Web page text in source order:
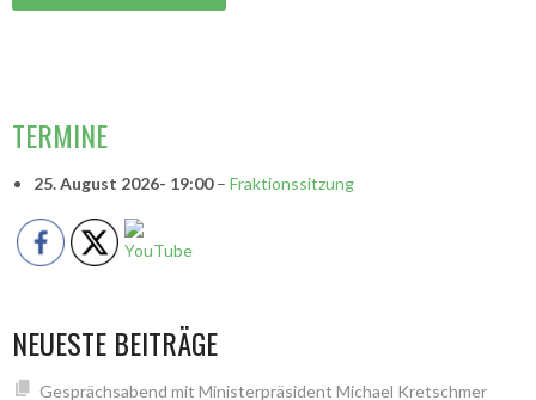
TERMINE
25. August 2026- 19:00– Fraktionssitzung
NEUESTE BEITRÄGE
Gesprächsabend mit Ministerpräsident Michael Kretschmer